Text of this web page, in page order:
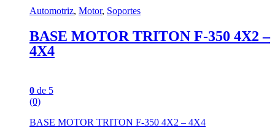
Automotriz, Motor, Soportes
BASE MOTOR TRITON F-350 4X2 –
4X4
0 de 5
(0)
BASE MOTOR TRITON F-350 4X2 – 4X4